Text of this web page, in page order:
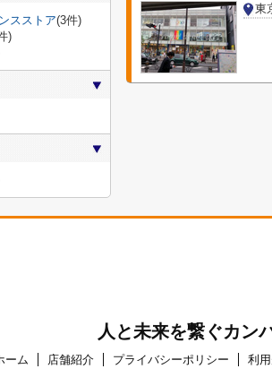
東
スストア(3件)
)
人と未来を繋ぐカン
ーム 店舗紹介 プライバシーポリシー 利